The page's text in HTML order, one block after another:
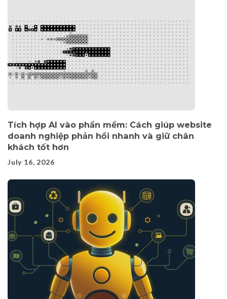
Tích hợp AI vào phần mềm: Cách giúp website
doanh nghiệp phản hồi nhanh và giữ chân
khách tốt hơn
July 16, 2026